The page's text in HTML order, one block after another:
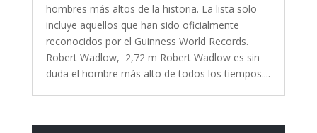
hombres más altos de la historia. La lista solo
incluye aquellos que han sido oficialmente
reconocidos por el Guinness World Records.
Robert Wadlow, 2,72 m Robert Wadlow es sin
duda el hombre más alto de todos los tiempos....